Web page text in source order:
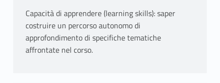
Capacità di apprendere (learning skills): saper
costruire un percorso autonomo di
approfondimento di specifiche tematiche
affrontate nel corso.